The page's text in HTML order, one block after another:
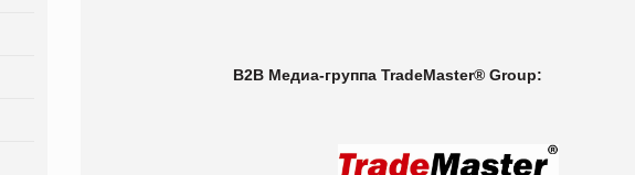
В2В Медиа-группа TradeMaster® Group: